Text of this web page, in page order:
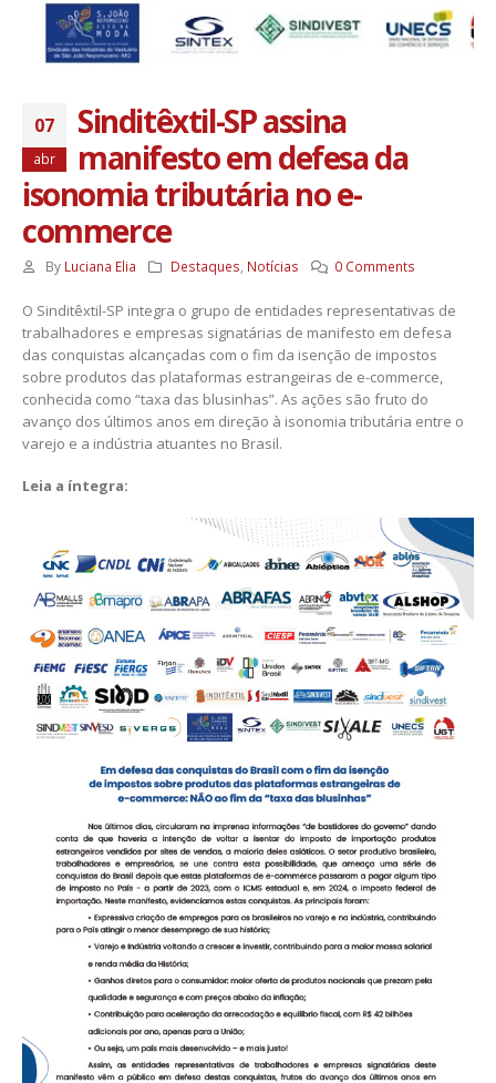
07
abr
Sinditêxtil-SP assina
manifesto em defesa da
isonomia tributária no e-
commerce
By Luciana Elia Destaques Notícias 0 Comments
O Sinditêxtil-SP integra o grupo de entidades representativas de
trabalhadores e empresas signatárias de manifesto em defesa
das conquistas alcançadas com o fim da isenção de impostos
sobre produtos das plataformas estrangeiras de e-commerce,
conhecida como “taxa das blusinhas”. As ações são fruto do
avanço dos últimos anos em direção à isonomia tributária entre o
varejo e a indústria atuantes no Brasil.
Leia a íntegra: